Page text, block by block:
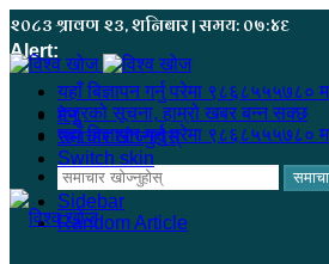
२०८३ श्रावण २३, शनिबार | समय: ०७:४६
Alert:
यहाँ बिज्ञापन गर्नु परेमा ९८६८५५५७८०
हजुरको सूचना, हाम्रो खबर बन्न सक्छ
यहाँ बिज्ञापन गर्नु परेमा ९८६८५५५७८०
Sidebar
Random Article
मेनू
समाचार खोज्नुहोस्
Switch skin